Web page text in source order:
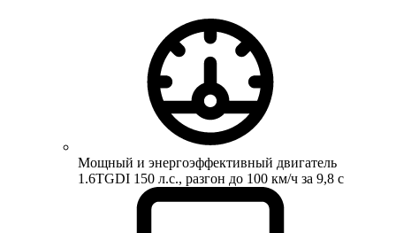
Мощный и энергоэффективный двигатель
1.6TGDI 150 л.с., разгон до 100 км/ч за 9,8 с